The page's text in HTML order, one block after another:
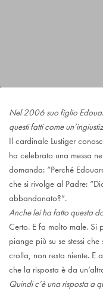
Nel 2006 suo figlio
questi fatti come
Il cardinale Lustiger
ha celebrato una messa
domanda: “Perché
che si rivolge al Padre:
abbandonato?”.
Anche lei ha fatto questa
Certo. E fa molto male. Si
piange più su se stessi
crolla, non resta niente. E
che la risposta è da
Quindi c’è una risposta a